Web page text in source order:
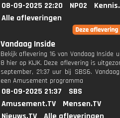
08-09-2025 22:20 NPO2
Alle afleveringen
Vandaag Inside
Bekijk aflevering 16 van Vandaag Inside
8 hier op KIJK. Deze aflevering is
september, 21:37 uur bij SBS6.
een Amusement programma
08-09-2025 21:37
SBS
Amusement.TV
Mensen.TV